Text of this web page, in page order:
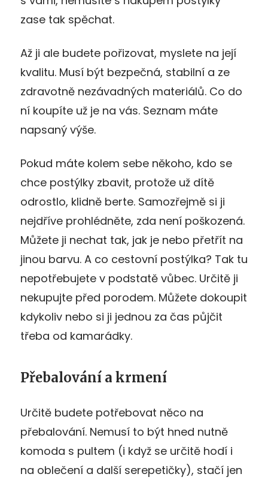
zase tak spěchat.
Až ji ale budete pořizovat, myslete na její
kvalitu. Musí být bezpečná, stabilní a ze
zdravotně nezávadných materiálů. Co do
ní koupíte už je na vás. Seznam máte
napsaný výše.
Pokud máte kolem sebe někoho, kdo se
chce postýlky zbavit, protože už dítě
odrostlo, klidně berte. Samozřejmě si ji
nejdříve prohlédněte, zda není poškozená.
Můžete ji nechat tak, jak je nebo přetřít na
jinou barvu. A co cestovní postýlka? Tak tu
nepotřebujete v podstatě vůbec. Určitě ji
nekupujte před porodem. Můžete dokoupit
kdykoliv nebo si ji jednou za čas půjčit
třeba od kamarádky.
Přebalování a krmení
Určitě budete potřebovat něco na
přebalování. Nemusí to být hned nutně
komoda s pultem (i když se určitě hodí i
na oblečení a další serepetičky), stačí jen